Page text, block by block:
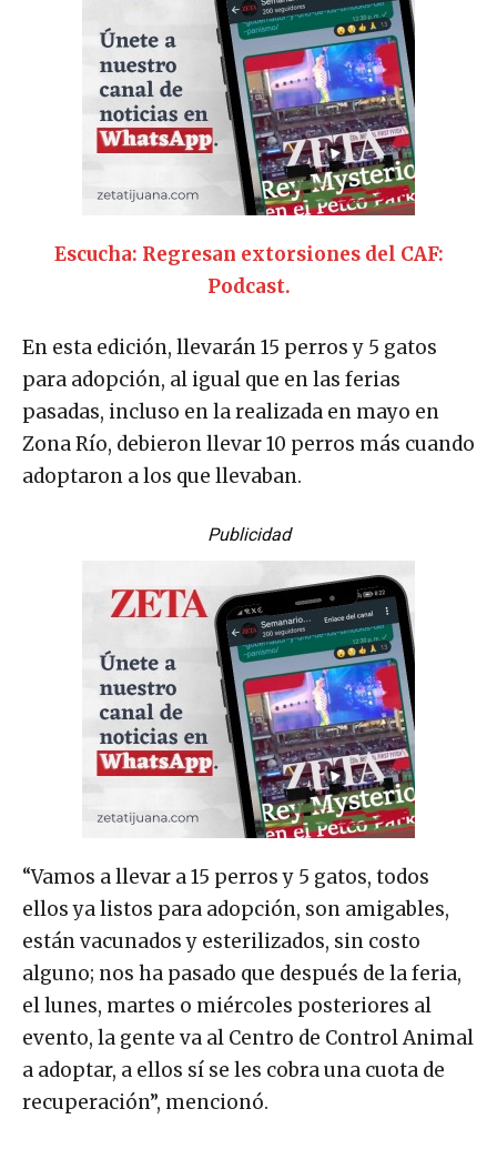
Escucha: Regresan extorsiones del CAF:
Podcast.
En esta edición, llevarán 15 perros y 5 gatos
para adopción, al igual que en las ferias
pasadas, incluso en la realizada en mayo en
Zona Río, debieron llevar 10 perros más cuando
adoptaron a los que llevaban.
Publicidad
“Vamos a llevar a 15 perros y 5 gatos, todos
ellos ya listos para adopción, son amigables,
están vacunados y esterilizados, sin costo
alguno; nos ha pasado que después de la feria,
el lunes, martes o miércoles posteriores al
evento, la gente va al Centro de Control Animal
a adoptar, a ellos sí se les cobra una cuota de
recuperación”, mencionó.